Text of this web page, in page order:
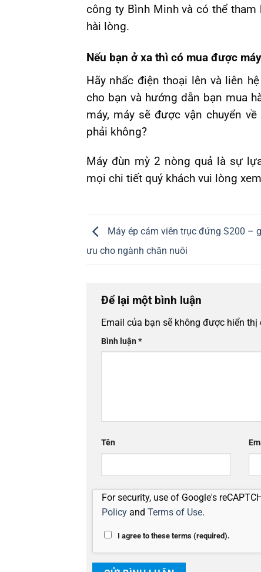
công ty Bình Minh và có thể tham
hài lòng.
Nếu bạn ở xa thì có mua được
Hãy nhấc điện thoại lên và liên
cho bạn và hướng dẫn bạn mua
máy, máy sẽ được vận chuyển
phải không?
Máy đùn mỳ 2 nòng quả là sự
mọi chi tiết quý khách vui lòng
Máy ép cám viên trục đứng S200 –
ưu cho ngành chăn nuôi
Để lại một bình luận
Email của bạn sẽ không được hiển thị
Bình luận*
Tên
For security, use of Google's
Policy and Terms of Use.
I agree to these terms (required).